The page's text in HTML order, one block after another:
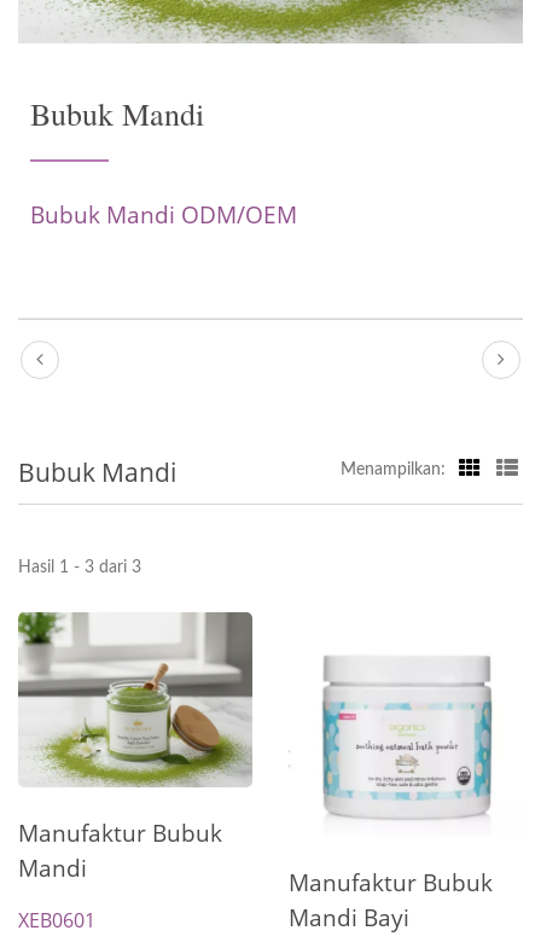
Bubuk Mandi
Bubuk Mandi ODM/OEM
Bubuk Mandi Menampilkan:
Hasil 1 - 3 dari 3
Manufaktur Bubuk
Mandi
XEB0601
Manufaktur Bubuk
Mandi Bayi